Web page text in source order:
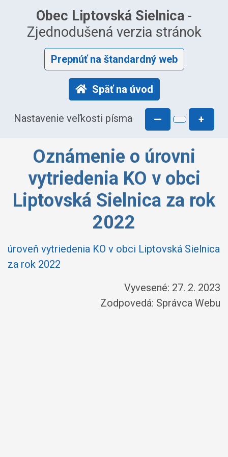
Obec Liptovská Sielnica -
Zjednodušená verzia stránok
Prepnúť na štandardný web
Späť na úvod
Nastavenie veľkosti písma — +
Oznámenie o úrovni
vytriedenia KO v obci
Liptovská Sielnica za rok
2022
úroveň vytriedenia KO v obci Liptovská Sielnica
za rok 2022
Vyvesené: 27. 2. 2023
Zodpovedá: Správca Webu